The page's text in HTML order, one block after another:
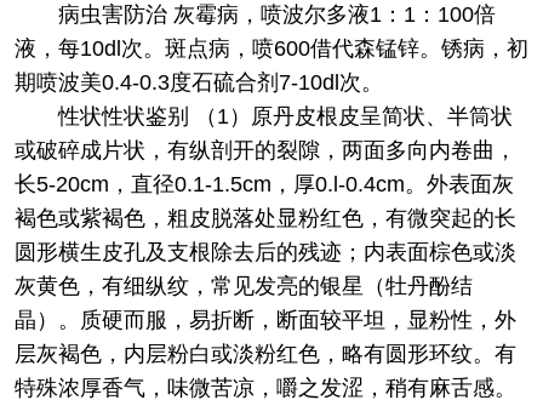
病虫害防治 灰霉病，喷波尔多液1：1：100倍
液，每10dl次。斑点病，喷600借代森锰锌。锈病，初
期喷波美0.4-0.3度石硫合剂7-10dl次。
性状性状鉴别 （1）原丹皮根皮呈简状、半筒状
或破碎成片状，有纵剖开的裂隙，两面多向内卷曲，
长5-20cm，直径0.1-1.5cm，厚0.l-0.4cm。外表面灰
褐色或紫褐色，粗皮脱落处显粉红色，有微突起的长
圆形横生皮孔及支根除去后的残迹；内表面棕色或淡
灰黄色，有细纵纹，常见发亮的银星（牡丹酚结
晶）。质硬而服，易折断，断面较平坦，显粉性，外
层灰褐色，内层粉白或淡粉红色，略有圆形环纹。有
特殊浓厚香气，味微苦凉，嚼之发涩，稍有麻舌感。